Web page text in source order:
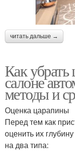
читать дальше →
Как убрать
салоне
методы и
Оценка царапины
Перед тем как
оценить их
на два типа: